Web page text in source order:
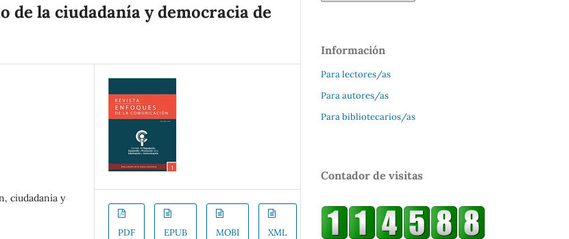
la ciudadanía y democracia de
ciudadanía y
PDF EPUB MOBI XML
Información
Para lectores/as
Para autores/as
Para bibliotecarios/as
Contador de visitas